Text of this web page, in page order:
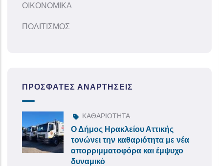
ΟΙΚΟΝΟΜΙΚΑ
ΠΟΛΙΤΙΣΜΟΣ
ΠΡΌΣΦΑΤΕΣ ΑΝΑΡΤΉΣΕΙΣ
ΚΑΘΑΡΙΟΤΗΤΑ
Ο Δήμος Ηρακλείου Αττικής
τονώνει την καθαριότητα με νέα
απορριμματοφόρα και έμψυχο
δυναμικό